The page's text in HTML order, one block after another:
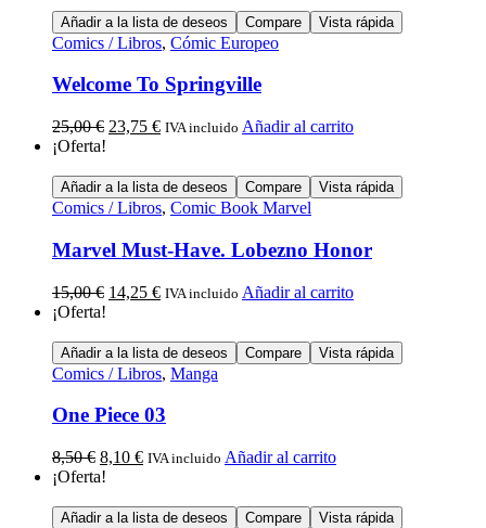
Añadir a la lista de deseos Compare Vista rápida
Comics / Libros, Cómic Europeo
Welcome To Springville
25,00€ 23,75 € IVA incluido Añadir al carrito
¡Oferta!
Añadir a la lista de deseos Compare Vista rápida
Comics / Libros, Comic Book Marvel
Marvel Must-Have. Lobezno Honor
15,00€ 14,25 € IVA incluido Añadir al carrito
¡Oferta!
Añadir a la lista de deseos Compare Vista rápida
Comics / Libros, Manga
One Piece 03
8,50€ 8,10 € IVA incluido Añadir al carrito
¡Oferta!
Añadir a la lista de deseos Compare Vista rápida